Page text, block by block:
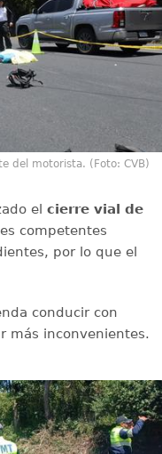
del motorista. (Foto: CVB)
el cierre vial de
competentes
por lo que el
conducir con
más inconvenientes.